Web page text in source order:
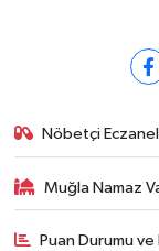
Nöbetçi
Muğla Namaz
Puan Durumu